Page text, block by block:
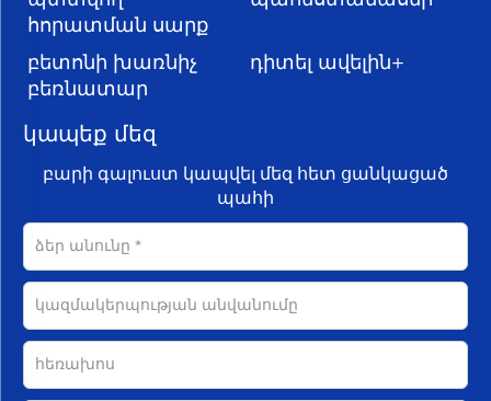
հորատման սարք
բետոնի խառնիչ
բեռնատար
դիտել ավելին+
կապեք մեզ
բարի գալուստ կապվել մեզ հետ ցանկացած
պահի